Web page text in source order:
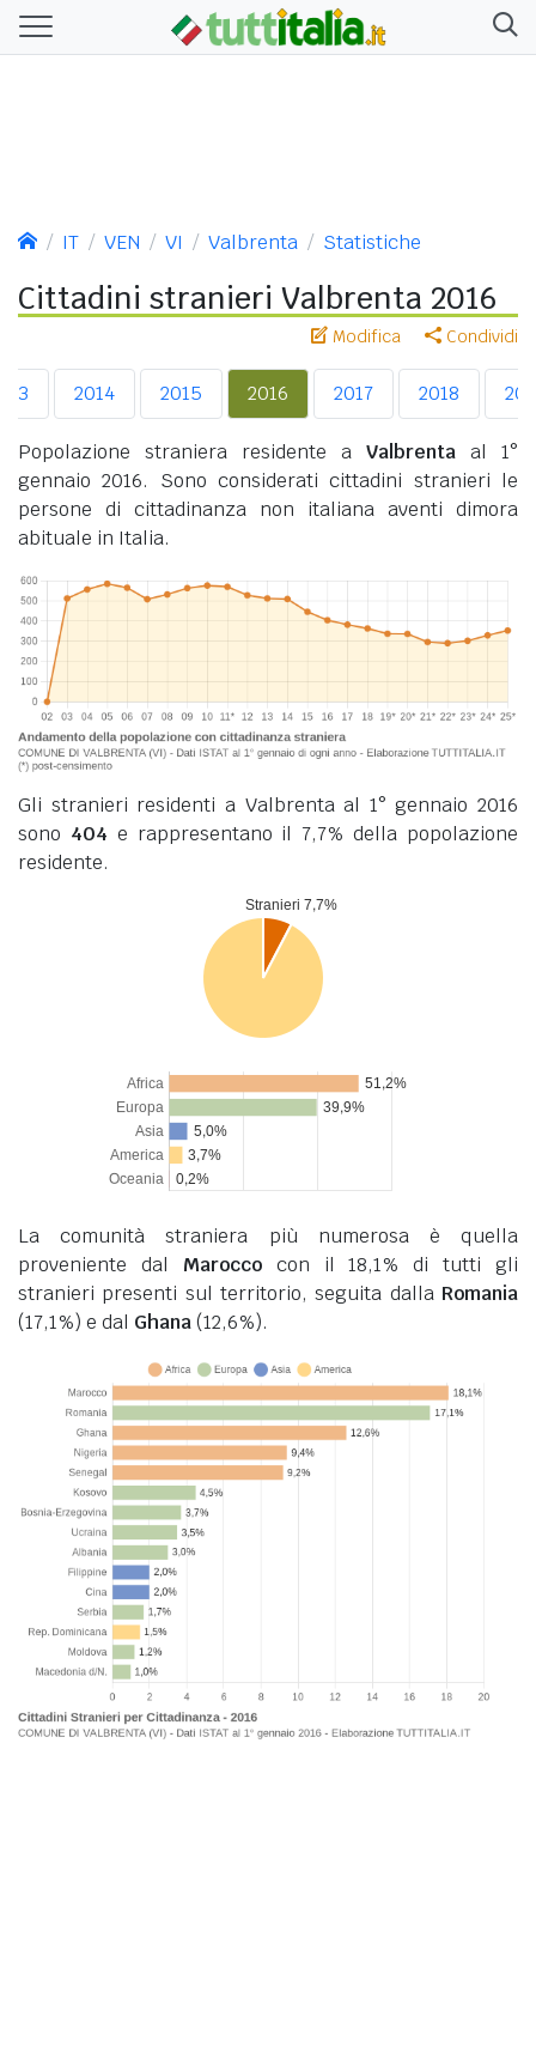
IT VEN VI Valbrenta Statistiche
Cittadini stranieri Valbrenta 2016
Modifica Condividi
2014 2015 2016 2017 2018
Popolazione straniera residente a Valbrenta al 1°
gennaio 2016. Sono considerati cittadini stranieri le
persone di cittadinanza non italiana aventi dimora
abituale in Italia.
Gli stranieri residenti a Valbrenta al 1° gennaio 2016
sono 404 e rappresentano il 7,7% della popolazione
residente.
La comunità straniera più numerosa è quella
proveniente dal Maroccocon il 18,1% di tutti gli
stranieri presenti sul territorio, seguita dalla Romania
(17,1%) e dal Ghana(12,6%).